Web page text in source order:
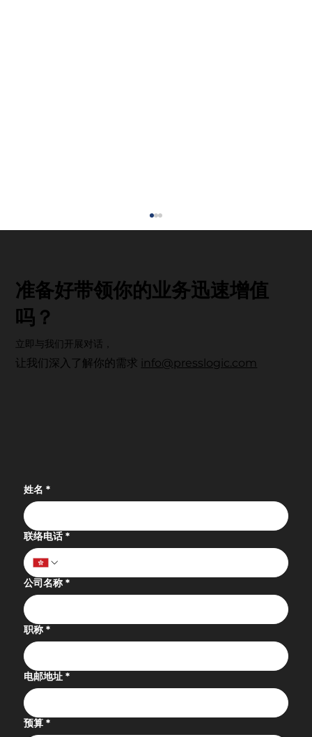
让我们深入了解你的需求 info@presslogic.com
准备好带领你的业务迅速增值
吗？
立即与我们开展对话，
姓名 *
联络电话 *
公司名称 *
职称 *
电邮地址 *
预算 *